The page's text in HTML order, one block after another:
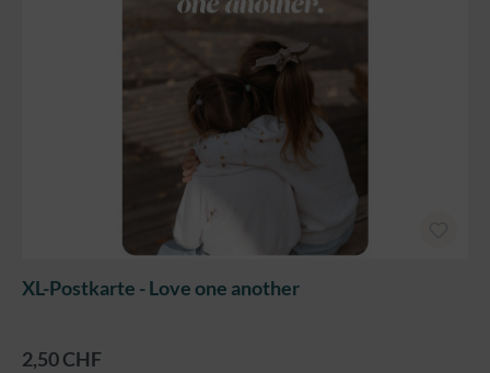
XL-Postkarte - Love one another
2,50 CHF